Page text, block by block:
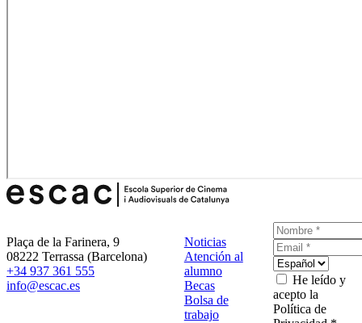
Plaça de la Farinera, 9
08222 Terrassa (Barcelona)
+34 937 361 555
info@escac.es
Noticias
Atención al
alumno
Becas
Bolsa de
trabajo
He leído y
acepto la
Política de